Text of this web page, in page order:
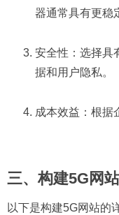
器通常具有更稳
安全性：选择具
据和用户隐私。
成本效益：根据
三、构建5G网
以下是构建5G网站的